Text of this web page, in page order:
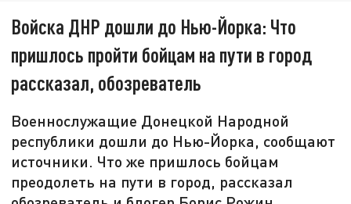
Войска ДНР дошли до Нью-Йорка: Что
пришлось пройти бойцам на пути в город
рассказал, обозреватель
Военнослужащие Донецкой Народной
республики дошли до Нью-Йорка, сообщают
источники. Что же пришлось бойцам
преодолеть на пути в город, рассказал